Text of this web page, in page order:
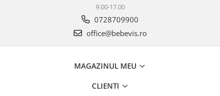
9.00-17.00
0728709900
office@bebevis.ro
MAGAZINUL MEU
CLIENTI